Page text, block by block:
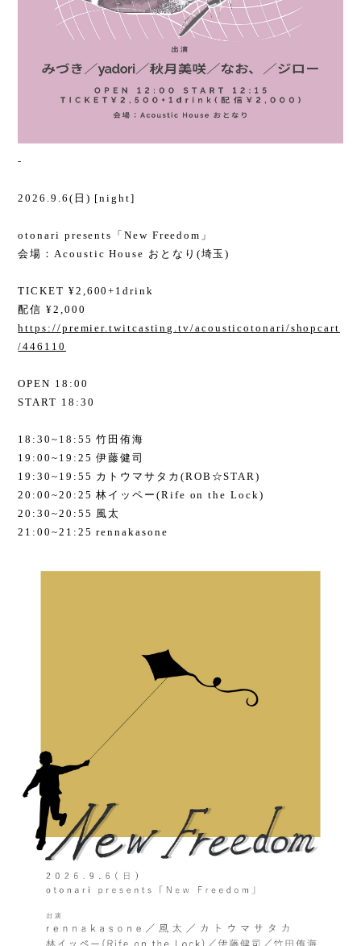
-
2026.9.6(日) [night]
otonari presents「New Freedom」
会場：Acoustic House おとなり(埼玉)
TICKET ¥2,600+1drink
配信 ¥2,000
https://premier.twitcasting.tv/acousticotonari/shopcart
/446110
OPEN 18:00
START 18:30
18:30~18:55 竹田侑海
19:00~19:25 伊藤健司
19:30~19:55 カトウマサタカ(ROB☆STAR)
20:00~20:25 林イッペー(Rife on the Lock)
20:30~20:55 風太
21:00~21:25 rennakasone